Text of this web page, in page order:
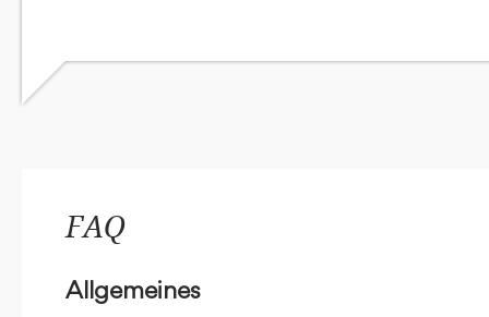
FAQ
Allgemeines